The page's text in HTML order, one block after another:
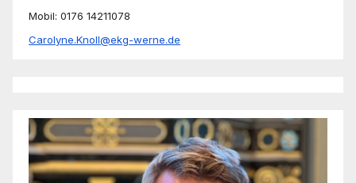
Mobil: 0176 14211078
Carolyne.Knoll@ekg-werne.de